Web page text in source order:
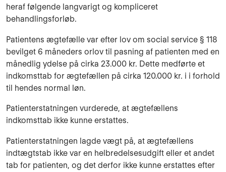
heraf følgende langvarigt og kompliceret
behandlingsforløb.
Patientens ægtefælle var efter lov om social service § 118
bevilget 6 måneders orlov til pasning af patienten med en
månedlig ydelse på cirka 23.000 kr. Dette medførte et
indkomsttab for ægtefællen på cirka 120.000 kr. i i forhold
til hendes normal løn.
Patienterstatningen vurderede, at ægtefællens
indkomsttab ikke kunne erstattes.
Patienterstatningen lagde vægt på, at ægtefællens
indtægtstab ikke var en helbredelsesudgift eller et andet
tab for patienten, og det derfor ikke kunne erstattes efter